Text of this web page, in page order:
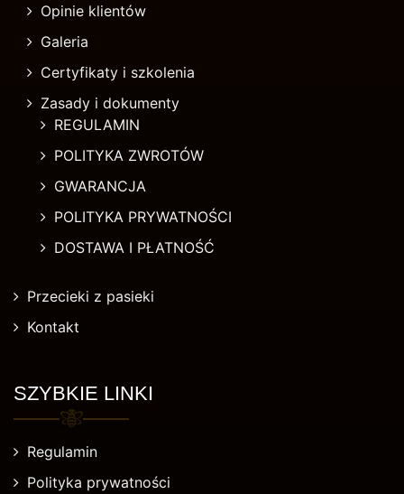
Opinie klientów
Galeria
Certyfikaty i szkolenia
Zasady i dokumenty
REGULAMIN
POLITYKA ZWROTÓW
GWARANCJA
POLITYKA PRYWATNOŚCI
DOSTAWA I PŁATNOŚĆ
Przecieki z pasieki
Kontakt
SZYBKIE LINKI
Regulamin
Polityka prywatności